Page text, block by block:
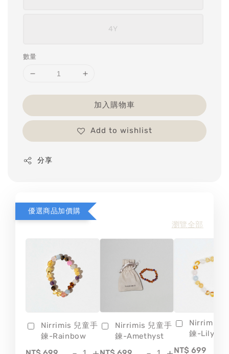
4Y
數量
加入購物車
Add to wishlist
分享
優選商品加價購
瀏覽全部
Nirrimis 兒童手
鍊-Rainbow
Nirrimis 兒童手
鍊-Amethyst
Nirrimis
鍊-Lily
NT$ 699